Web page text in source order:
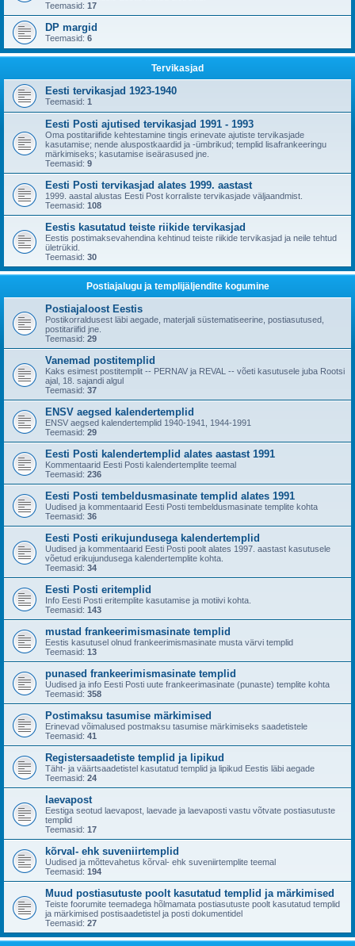
Teemasid: 17
DP margid
Teemasid: 6
Tervikasjad
Eesti tervikasjad 1923-1940
Teemasid: 1
Eesti Posti ajutised tervikasjad 1991 - 1993
Oma postitariifide kehtestamine tingis erinevate ajutiste tervikasjade
kasutamise; nende aluspostkaardid ja -ümbrikud; templid lisafrankeeringu
märkimiseks; kasutamise iseärasused jne.
Teemasid: 9
Eesti Posti tervikasjad alates 1999. aastast
1999. aastal alustas Eesti Post korraliste tervikasjade väljaandmist.
Teemasid: 108
Eestis kasutatud teiste riikide tervikasjad
Eestis postimaksevahendina kehtinud teiste riikide tervikasjad ja neile tehtud
ületrükid.
Teemasid: 30
Postiajalugu ja templijäljendite kogumine
Postiajaloost Eestis
Postikorraldusest läbi aegade, materjali süstematiseerine, postiasutused,
postitariifid jne.
Teemasid: 29
Vanemad postitemplid
Kaks esimest postitemplit -- PERNAV ja REVAL -- võeti kasutusele juba Rootsi
ajal, 18. sajandi algul
Teemasid: 37
ENSV aegsed kalendertemplid
ENSV aegsed kalendertemplid 1940-1941, 1944-1991
Teemasid: 29
Eesti Posti kalendertemplid alates aastast 1991
Kommentaarid Eesti Posti kalendertemplite teemal
Teemasid: 236
Eesti Posti tembeldusmasinate templid alates 1991
Uudised ja kommentaarid Eesti Posti tembeldusmasinate templite kohta
Teemasid: 36
Eesti Posti erikujundusega kalendertemplid
Uudised ja kommentaarid Eesti Posti poolt alates 1997. aastast kasutusele
võetud erikujundusega kalendertemplite kohta.
Teemasid: 34
Eesti Posti eritemplid
Info Eesti Posti eritemplite kasutamise ja motiivi kohta.
Teemasid: 143
mustad frankeerimismasinate templid
Eestis kasutusel olnud frankeerimismasinate musta värvi templid
Teemasid: 13
punased frankeerimismasinate templid
Uudised ja info Eesti Posti uute frankeerimasinate (punaste) templite kohta
Teemasid: 358
Postimaksu tasumise märkimised
Erinevad võimalused postmaksu tasumise märkimiseks saadetistele
Teemasid: 41
Registersaadetiste templid ja lipikud
Täht- ja väärtsaadetistel kasutatud templid ja lipikud Eestis läbi aegade
Teemasid: 24
laevapost
Eestiga seotud laevapost, laevade ja laevaposti vastu võtvate postiasutuste
templid
Teemasid: 17
kõrval- ehk suveniirtemplid
Uudised ja mõttevahetus kõrval- ehk suveniirtemplite teemal
Teemasid: 194
Muud postiasutuste poolt kasutatud templid ja märkimised
Teiste foorumite teemadega hõlmamata postiasutuste poolt kasutatud templid
ja märkimised postisaadetistel ja posti dokumentidel
Teemasid: 27